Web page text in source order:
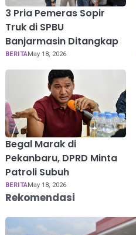
3 Pria Pemeras Sopir
Truk di SPBU
Banjarmasin Ditangkap
BERITAMay 18, 2026
Begal Marak di
Pekanbaru, DPRD Minta
Patroli Subuh
BERITAMay 18, 2026
Rekomendasi